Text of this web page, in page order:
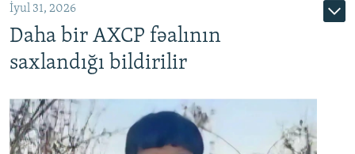
İyul 31, 2026
Daha bir AXCP fəalının
saxlandığı bildirilir